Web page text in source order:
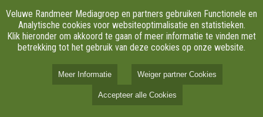
Veluwe Randmeer Mediagroep en partners gebruiken Functionele en
Analytische cookies voor websiteoptimalisatie en statistieken.
Klik hieronder om akkoord te gaan of meer informatie te vinden met
betrekking tot het gebruik van deze cookies op onze website.
Meer Informatie Weiger partner Cookies
Accepteer alle Cookies